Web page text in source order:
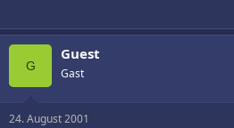
G
Guest
Gast
24. August 2001